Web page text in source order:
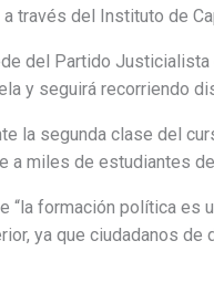
través del Instituto de
del Partido
y seguirá recorriendo
la segunda clase del
a miles de estudiantes
“la formación política es
ya que ciudadanos